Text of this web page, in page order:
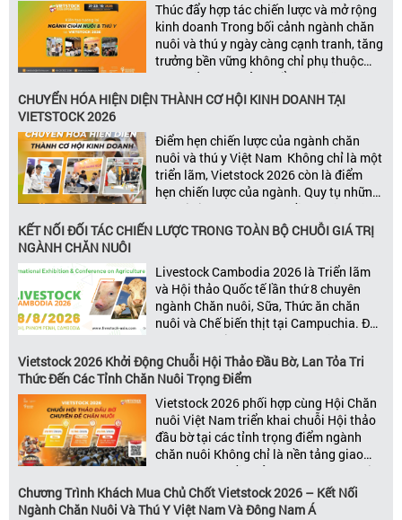
Thúc đẩy hợp tác chiến lược và mở rộng
kinh doanh Trong bối cảnh ngành chăn
nuôi và thú y ngày càng cạnh tranh, tăng
trưởng bền vững không chỉ phụ thuộc
vào chất lượng sản phẩm hay năng lực
đổi mới, mà còn được thúc đẩy bởi khả
năng xây dựng các mối quan […]
CHUYỂN HÓA HIỆN DIỆN THÀNH CƠ HỘI KINH DOANH TẠI
VIETSTOCK 2026
Điểm hẹn chiến lược của ngành chăn
nuôi và thú y Việt Nam Không chỉ là một
triển lãm, Vietstock 2026 còn là điểm
hẹn chiến lược của ngành. Quy tụ những
đơn vị kinh doanh hàng đầu, những lãnh
đạo và nhà cung cấp trong chuỗi giá
trị ngành, Vietstock mang đến nền tảng
giá trị […]
KẾT NỐI ĐỐI TÁC CHIẾN LƯỢC TRONG TOÀN BỘ CHUỖI GIÁ TRỊ
NGÀNH CHĂN NUÔI
Livestock Cambodia 2026 là Triển lãm
và Hội thảo Quốc tế lần thứ 8 chuyên
ngành Chăn nuôi, Sữa, Thức ăn chăn
nuôi và Chế biến thịt tại Campuchia. Đây
được đánh giá là một trong những sự
kiện thương mại thường niên uy tín và
đáng chú ý nhất của ngành nông nghiệp
– chăn […]
Vietstock 2026 Khởi Động Chuỗi Hội Thảo Đầu Bờ, Lan Tỏa Tri
Thức Đến Các Tỉnh Chăn Nuôi Trọng Điểm
Vietstock 2026 phối hợp cùng Hội Chăn
nuôi Việt Nam triển khai chuỗi Hội thảo
đầu bờ tại các tỉnh trọng điểm ngành
chăn nuôi Không chỉ là nền tảng giao
thương hàng đầu của ngành chăn nuôi
và thú y, Vietstock còn là triển lãm duy
nhất tại Việt Nam tổ chức thường niên
Chương Trình Khách Mua Chủ Chốt Vietstock 2026 – Kết Nối
Ngành Chăn Nuôi Và Thú Y Việt Nam Và Đông Nam Á